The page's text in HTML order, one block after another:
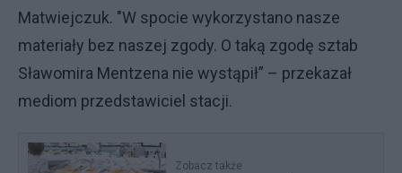
Matwiejczuk. "W spocie wykorzystano nasze
materiały bez naszej zgody. O taką zgodę sztab
Sławomira Mentzena nie wystąpił” – przekazał
mediom przedstawiciel stacji.
Zobacz także